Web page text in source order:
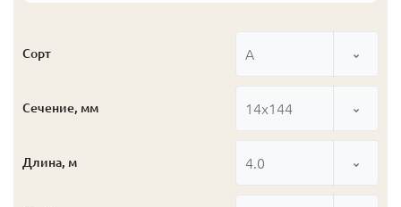
Сорт А
Сечение, мм 14x144
Длина, м 4.0